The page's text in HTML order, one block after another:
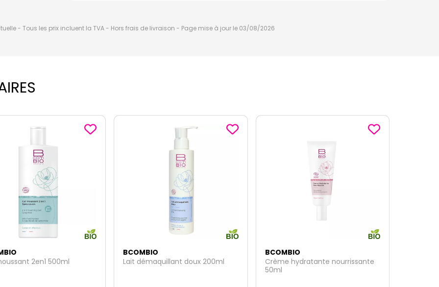
- Tous les prix incluent la TVA - Hors frais de livraison - Page mise à jour le 03/08/2026
doux 200ml
BCOMBIO
Crème hydratante nourrissante
BCOMBIO
Eau nettoyante démaquillante
400ml